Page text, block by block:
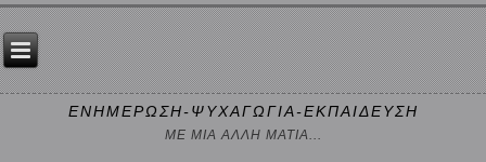
ΕΝΗΜΕΡΩΣΗ-ΨΥΧΑΓΩΓΙΑ-ΕΚΠΑΙΔΕΥΣΗ
ΜΕ ΜΙΑ ΑΛΛΗ ΜΑΤΙΑ...